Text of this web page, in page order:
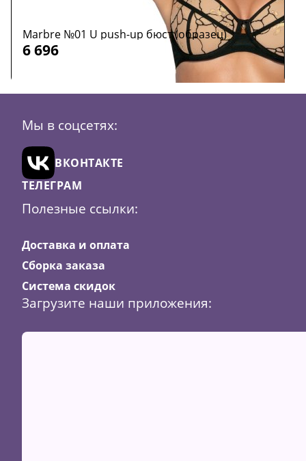
Marbre №01 U push-up бюст (образец)
6 696
Цвет: черный
Мы в соцсетях:
ВКОНТАКТЕ
ТЕЛЕГРАМ
Полезные ссылки:
Доставка и оплата
Сборка заказа
Система скидок
Загрузите наши приложения: